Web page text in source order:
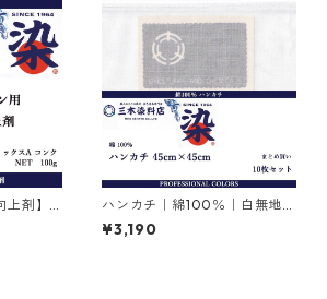
上剤】
クスA
ハンカチ｜綿100％｜白無地｜
45cm×45cm｜10枚×1セット
¥3,190